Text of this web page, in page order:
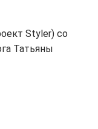
Styler) со
Татьяны